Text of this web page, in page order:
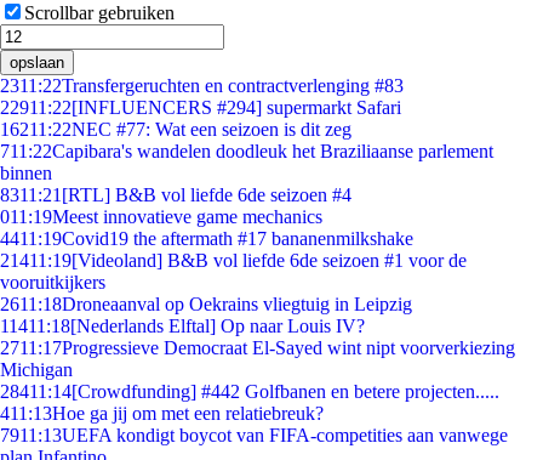
Scrollbar gebruiken
opslaan
2311:22Transfergeruchten en contractverlenging #83
22911:22[INFLUENCERS #294] supermarkt Safari
16211:22NEC #77: Wat een seizoen is dit zeg
711:22Capibara's wandelen doodleuk het Braziliaanse parlement
binnen
8311:21 [RTL] B&B vol liefde 6de seizoen #4
011:19Meest innovatieve game mechanics
4411:19Covid19 the aftermath #17 bananenmilkshake
21411:19[Videoland] B&B vol liefde 6de seizoen #1 voor de
vooruitkijkers
2611:18Droneaanval op Oekrains vliegtuig in Leipzig
11411:18[Nederlands Elftal] Op naar Louis IV?
2711:17Progressieve Democraat El-Sayed wint nipt voorverkiezing
Michigan
28411:14[Crowdfunding] #442 Golfbanen en betere projecten.....
411:13Hoe ga jij om met een relatiebreuk?
7911:13UEFA kondigt boycot van FIFA-competities aan vanwege